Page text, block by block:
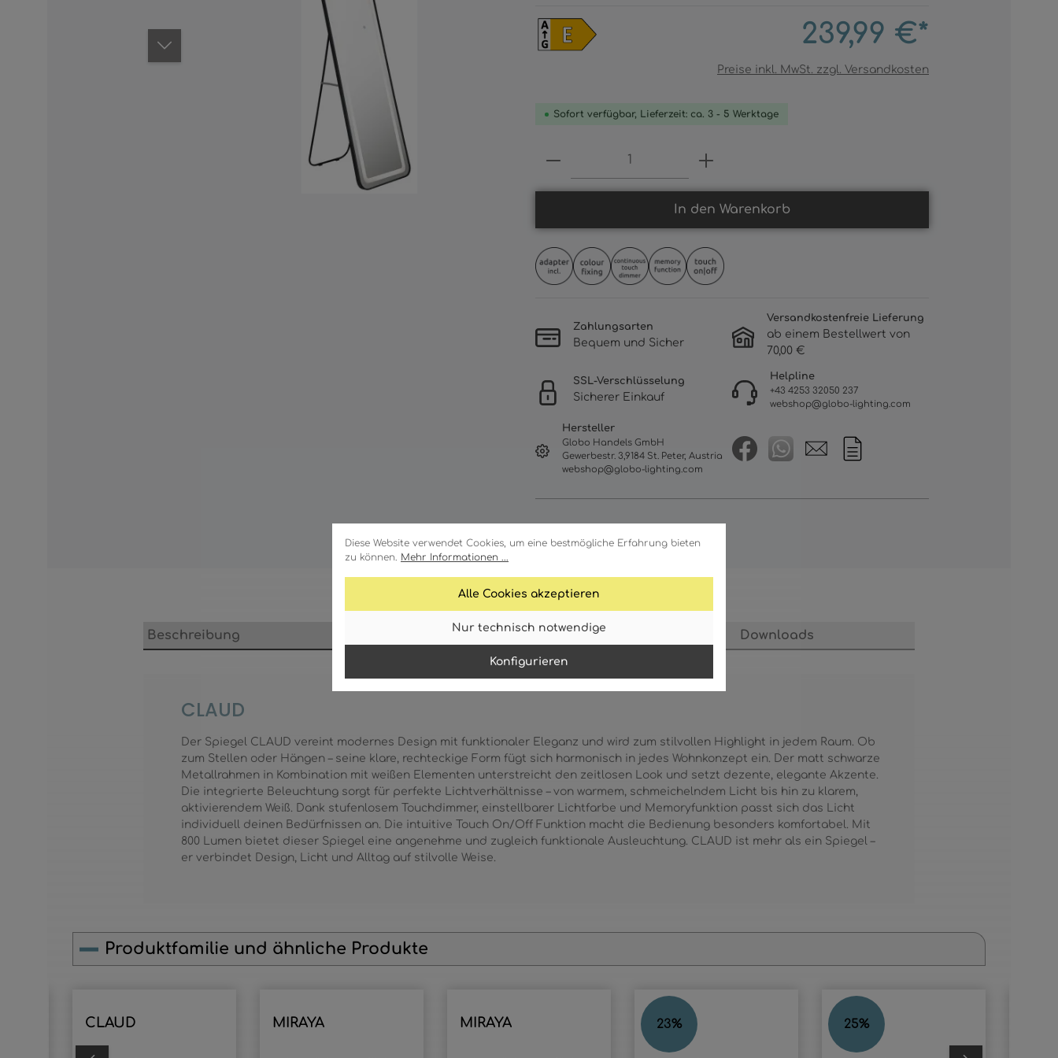
Diese Website verwendet Cookies, um eine bestmögliche Erfahrung bieten
zu können. Mehr Informationen ...
Alle Cookies akzeptieren
Nur technisch notwendige
Konfigurieren
239,99 €*
Preise inkl. MwSt. zzgl. Versandkosten
Sofort verfügbar, Lieferzeit: ca. 3 - 5 Werktage
Produkt Anzahl: Gib den gewünschten Wert ein
In den Warenkorb
Zahlungsarten
Bequem und Sicher
Versandkostenfreie Lieferung
ab einem Bestellwert von
70,00 €
SSL-Verschlüsselung
Sicherer Einkauf
Helpline
+43 4253 32050 237
webshop@globo-lighting.com
Hersteller
Globo Handels GmbH
Gewerbestr. 3,9184 St. Peter, Austria
webshop@globo-lighting.com
Beschreibung Technische Daten Downloads
CLAUD
Der Spiegel CLAUD vereint modernes Design mit funktionaler Eleganz und wird zum stilvollen Highlight in jedem Raum. Ob
zum Stellen oder Hängen – seine klare, rechteckige Form fügt sich harmonisch in jedes Wohnkonzept ein. Der matt schwarze
Metallrahmen in Kombination mit weißen Elementen unterstreicht den zeitlosen Look und setzt dezente, elegante Akzente.
Die integrierte Beleuchtung sorgt für perfekte Lichtverhältnisse – von warmem, schmeichelndem Licht bis hin zu klarem,
aktivierendem Weiß. Dank stufenlosem Touchdimmer, einstellbarer Lichtfarbe und Memoryfunktion passt sich das Licht
individuell deinen Bedürfnissen an. Die intuitive Touch On/Off Funktion macht die Bedienung besonders komfortabel. Mit
800 Lumen bietet dieser Spiegel eine angenehme und zugleich funktionale Ausleuchtung. CLAUD ist mehr als ein Spiegel –
er verbindet Design, Licht und Alltag auf stilvolle Weise.
Produktfamilie und ähnliche Produkte
CLAUD MIRAYA MIRAYA 23%
SILVIO 25%
LOXY